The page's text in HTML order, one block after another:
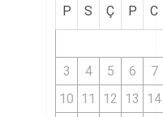
P S Ç P C
3 4 5 6
7
10 11 12 13
14